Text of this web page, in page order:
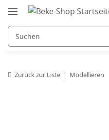
Zurück zur Liste Modellieren